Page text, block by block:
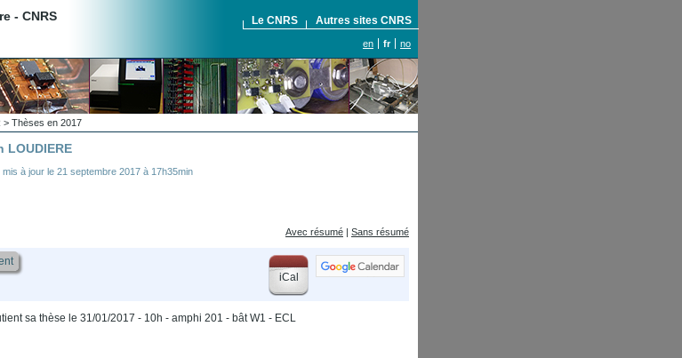
- CNRS
Le CNRS Autres sites CNRS
en fr no
> Thèses en 2017
LOUDIERE
mis à jour le 21 septembre 2017 à 17h35min
Avec résumé | Sans résumé
iCal
sa thèse le 31/01/2017 - 10h - amphi 201 - bât W1 - ECL